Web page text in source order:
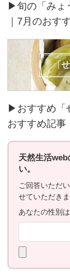
▶旬の「みょ
｜7月のおす
▶おすすめ「
おすすめ記事